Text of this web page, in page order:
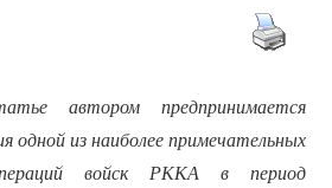
автором предпринимается
одной из наиболее примечательных
войск РККА в период